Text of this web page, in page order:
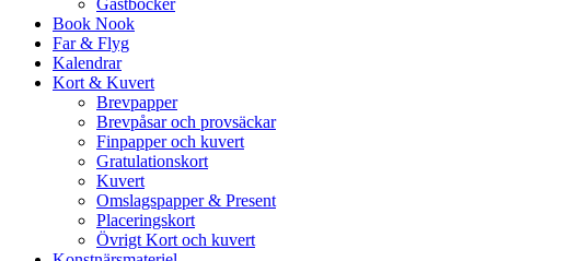
Gästböcker
Book Nook
Far & Flyg
Kalendrar
Kort & Kuvert
Brevpapper
Brevpåsar och provsäckar
Finpapper och kuvert
Gratulationskort
Kuvert
Omslagspapper & Present
Placeringskort
Övrigt Kort och kuvert